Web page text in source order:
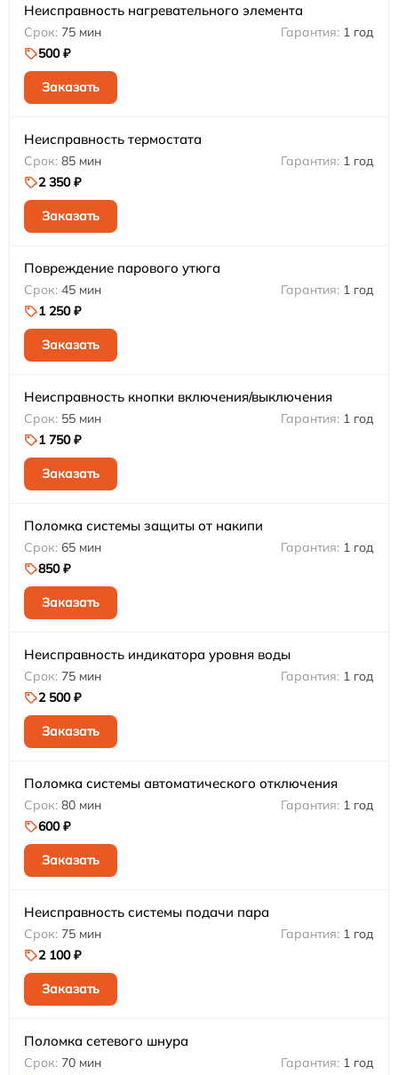
Неисправность нагревательного элемента
75 мин
1 год
500 ₽
Заказать
Неисправность термостата
85 мин
1 год
2 350 ₽
Заказать
Повреждение парового утюга
45 мин
1 год
1 250 ₽
Заказать
Неисправность кнопки включения/выключения
55 мин
1 год
1 750 ₽
Заказать
Поломка системы защиты от накипи
65 мин
1 год
850 ₽
Заказать
Неисправность индикатора уровня воды
75 мин
1 год
2 500 ₽
Заказать
Поломка системы автоматического отключения
80 мин
1 год
600 ₽
Заказать
Неисправность системы подачи пара
75 мин
1 год
2 100 ₽
Заказать
Поломка сетевого шнура
70 мин
1 год